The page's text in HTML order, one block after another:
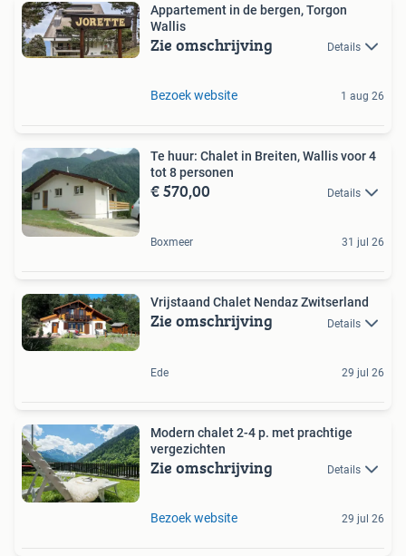
Appartement in de bergen, Torgon
Wallis
Zie omschrijving Details
Bezoek website 1 aug 26
Te huur: Chalet in Breiten, Wallis voor 4
tot 8 personen
€ 570,00 Details
Boxmeer 31 jul 26
Vrijstaand Chalet Nendaz Zwitserland
Zie omschrijving Details
Ede 29 jul 26
Modern chalet 2-4 p. met prachtige
vergezichten
Zie omschrijving Details
Bezoek website 29 jul 26